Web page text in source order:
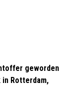
geworden
Rotterdam,